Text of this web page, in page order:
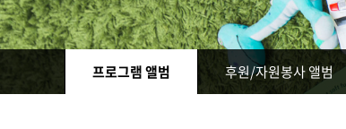
프로그램 앨범 후원/자원봉사 앨범